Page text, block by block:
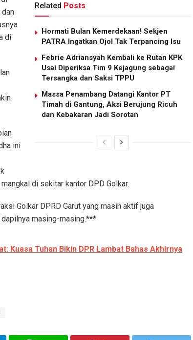
Related Posts
Hormati Bulan Kemerdekaan! Sekjen
PATRA Ingatkan Ojol Tak Terpancing Isu
Febrie Adriansyah Kembali ke Rutan KPK
Usai Diperiksa Tim 9 Kejagung sebagai
Tersangka dan Saksi TPPU
Massa Penambang Datangi Kantor PT
Timah di Gantung, Aksi Berujung Ricuh
dan Kebakaran Jadi Sorotan
dan
di
ini
di sekitar kantor DPD Golkar.
Golkar DPRD Garut yang masih aktif juga
masing-masing.***
Kuasa Tuhan Bikin DPR Lambat Bahas Akhirnya